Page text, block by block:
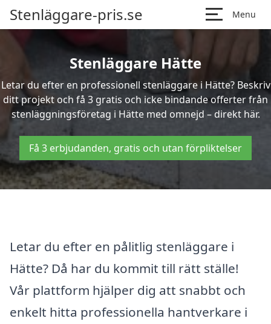
Stenläggare-pris.se Menu
Stenläggare Hätte
Letar du efter en professionell stenläggare i Hätte? Beskriv
ditt projekt och få 3 gratis och icke bindande offerter från
stenläggningsföretag i Hätte med omnejd – direkt här.
Få 3 erbjudanden, gratis och utan förpliktelser
Letar du efter en pålitlig stenläggare i
Hätte? Då har du kommit till rätt ställe!
Vår plattform hjälper dig att snabbt och
enkelt hitta professionella hantverkare i